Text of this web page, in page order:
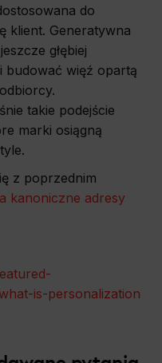
do
klient. Generatywna
głębiej
budować więź opartą
takie podejście
marki osiągną
z poprzednim
kanoniczne adresy
is-personalization